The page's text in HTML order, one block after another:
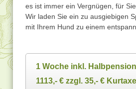
es ist immer ein Vergnügen, für
Wir laden Sie ein zu ausgiebigen
mit Ihrem Hund zu einem
1 Woche inkl.
1113,- € zzgl. 35,- €